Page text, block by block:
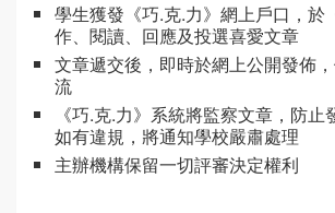
學生獲發《巧.克.力》網上戶口，於
作、閱讀、回應及投選喜愛文章
文章遞交後，即時於網上公開發佈
流
《巧.克.力》系統將監察文章，防止
如有違規，將通知學校嚴肅處理
主辦機構保留一切評審決定權利